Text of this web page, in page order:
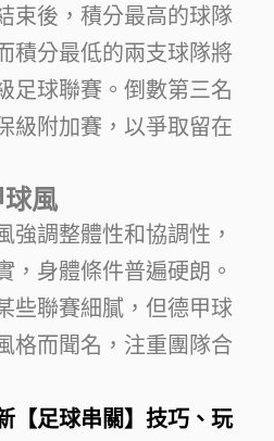
束後，積分最高的球隊
積分最低的兩支球隊將
足球聯賽。倒數第三名
級附加賽，以爭取留在
風
強調整體性和協調性，
，身體條件普遍硬朗。
些聯賽細膩，但德甲球
格而聞名，注重團隊合
【足球串關】技巧、玩